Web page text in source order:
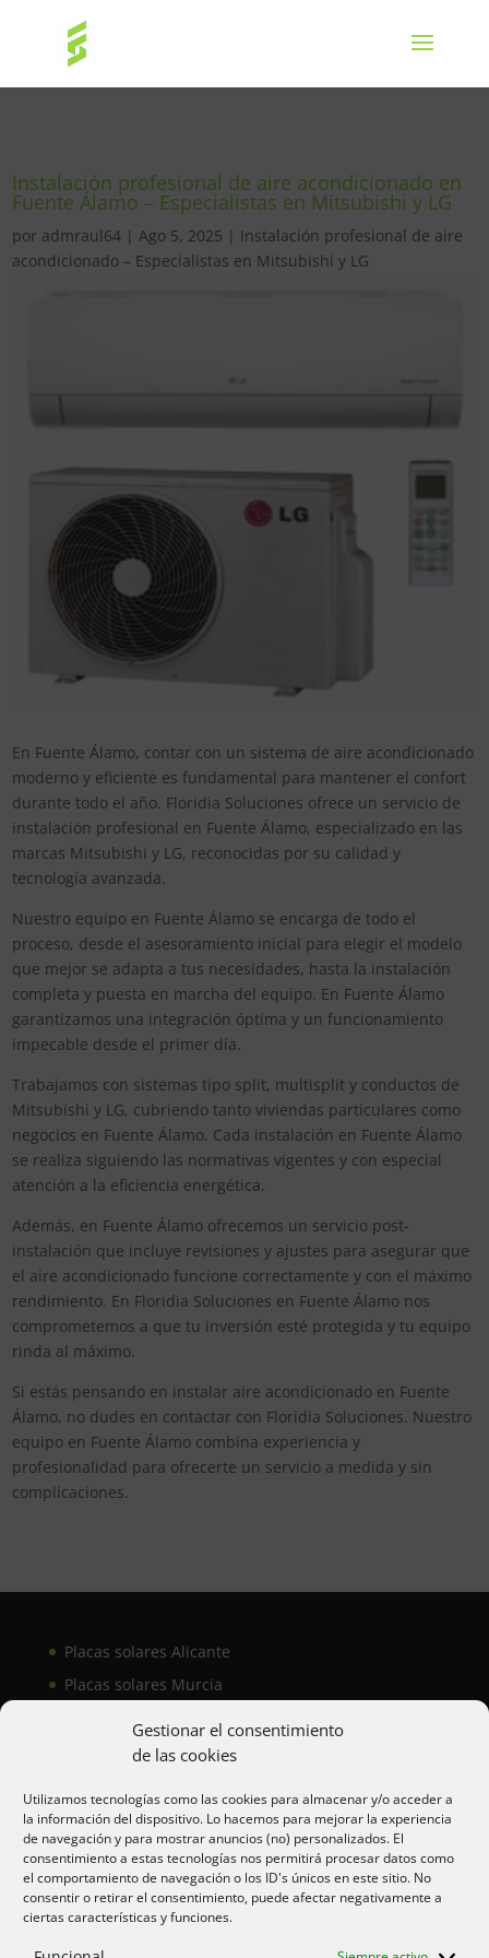
Gestionar el consentimiento
de las cookies
Utilizamos tecnologías como las cookies para almacenar y/o acceder a
la información del dispositivo. Lo hacemos para mejorar la experiencia
de navegación y para mostrar anuncios (no) personalizados. El
consentimiento a estas tecnologías nos permitirá procesar datos como
el comportamiento de navegación o los ID's únicos en este sitio. No
consentir o retirar el consentimiento, puede afectar negativamente a
ciertas características y funciones.
Instalación profesional de aire acondicionado en
Fuente Álamo – Especialistas en Mitsubishi y LG
por admraul64 |Ago 5, 2025 | Instalación profesional de aire
acondicionado – Especialistas en Mitsubishi y LG
En Fuente Álamo, contar con un sistema de aire acondicionado
moderno y eficiente es fundamental para mantener el confort
durante todo el año. Floridia Soluciones ofrece un servicio de
instalación profesional en Fuente Álamo, especializado en las
marcas Mitsubishi y LG, reconocidas por su calidad y
tecnología avanzada.
Nuestro equipo en Fuente Álamo se encarga de todo el
proceso, desde el asesoramiento inicial para elegir el modelo
que mejor se adapta a tus necesidades, hasta la instalación
completa y puesta en marcha del equipo. En Fuente Álamo
garantizamos una integración óptima y un funcionamiento
impecable desde el primer día.
Trabajamos con sistemas tipo split, multisplit y conductos de
Mitsubishi y LG, cubriendo tanto viviendas particulares como
negocios en Fuente Álamo. Cada instalación en Fuente Álamo
se realiza siguiendo las normativas vigentes y con especial
atención a la eficiencia energética.
Además, en Fuente Álamo ofrecemos un servicio post-
instalación que incluye revisiones y ajustes para asegurar que
el aire acondicionado funcione correctamente y con el máximo
rendimiento. En Floridia Soluciones en Fuente Álamo nos
comprometemos a que tu inversión esté protegida y tu equipo
rinda al máximo.
Si estás pensando en instalar aire acondicionado en Fuente
Álamo, no dudes en contactar con Floridia Soluciones. Nuestro
equipo en Fuente Álamo combina experiencia y
profesionalidad para ofrecerte un servicio a medida y sin
complicaciones.
Placas solares Alicante
Placas solares Murcia
Aire acondicionado Alicante
Aire acondicionador Murcia
Aire acondicionado San Juan